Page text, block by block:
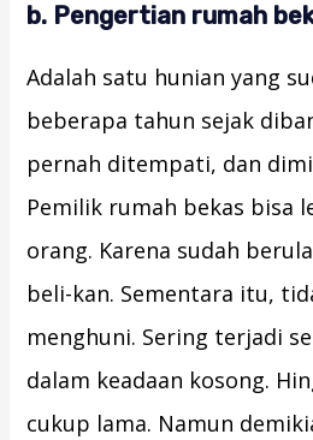
b. Pengertian rumah
Adalah satu hunian yang
beberapa tahun sejak
pernah ditempati, dan
Pemilik rumah bekas bisa
orang. Karena sudah
beli-kan. Sementara itu,
menghuni. Sering terjadi
dalam keadaan kosong.
cukup lama. Namun